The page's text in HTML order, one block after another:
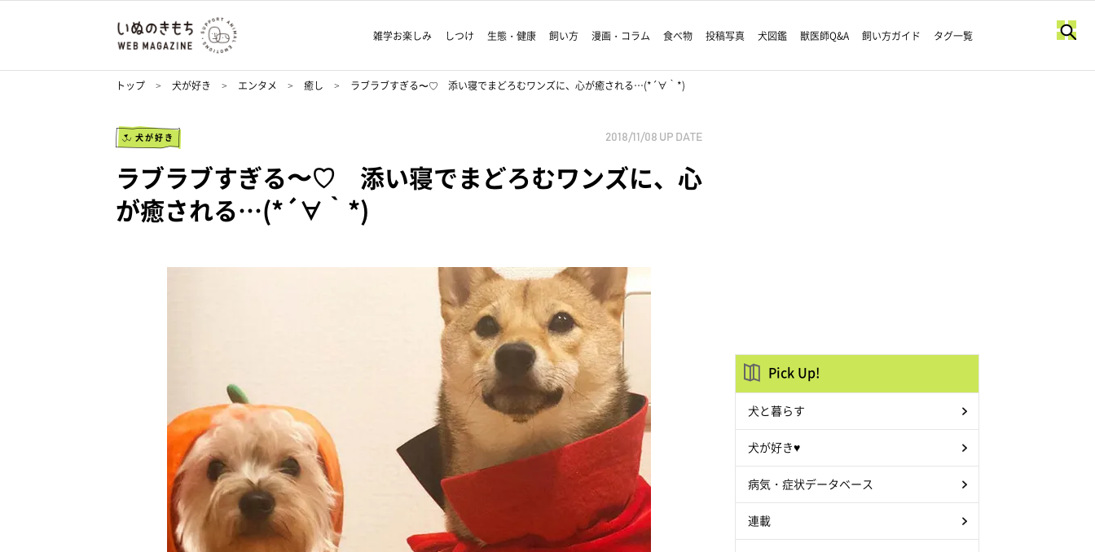
雑学お楽しみ しつけ 生態・健康 飼い方 漫画・コラム 食べ物 投稿写真 犬図鑑 獣医師Q&A 飼い方ガイド タグ一覧
トップ 犬が好き エンタメ 癒し ラブラブすぎる〜♡ 添い寝でまどろむワンズに、心が癒される…(*´∀｀*)
犬が好き 2018/11/08 UP DATE
ラブラブすぎる〜♡ 添い寝でまどろむワンズに、心
が癒される…(*´∀｀*)
Pick Up!
犬と暮らす
犬が好き♥
病気・症状データベース
連載